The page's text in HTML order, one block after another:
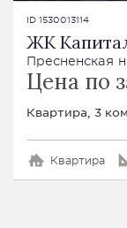
ID 1530013114
ЖК
Пресненская
Цена по
Квартира, 3
Квартира